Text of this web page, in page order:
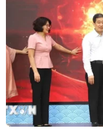
người, hàng hóa,
với các địa phương